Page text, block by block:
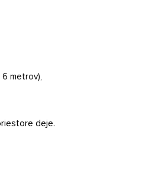
metrov),
deje.